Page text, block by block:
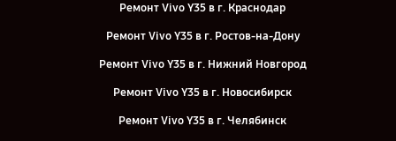
Ремонт Vivo Y35 в г. Краснодар
Ремонт Vivo Y35 в г. Ростов-на-Дону
Ремонт Vivo Y35 в г. Нижний Новгород
Ремонт Vivo Y35 в г. Новосибирск
Ремонт Vivo Y35 в г. Челябинск